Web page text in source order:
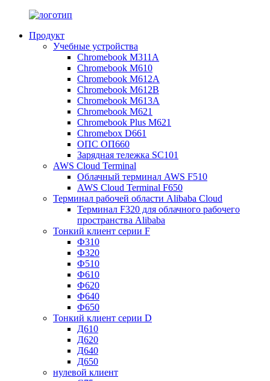
Продукт
Учебные устройства
Chromebook M311A
Chromebook M610
Chromebook M612A
Chromebook M612B
Chromebook M613A
Chromebook M621
Chromebook Plus M621
Chromebox D661
ОПС ОП660
Зарядная тележка SC101
AWS Cloud Terminal
Облачный терминал AWS F510
AWS Cloud Terminal F650
Терминал рабочей области Alibaba Cloud
Терминал F320 для облачного рабочего
пространства Alibaba
Тонкий клиент серии F
Ф310
Ф320
Ф510
Ф610
Ф620
Ф640
Ф650
Тонкий клиент серии D
Д610
Д620
Д640
Д650
нулевой клиент